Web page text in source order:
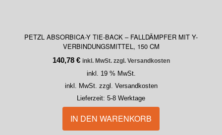
PETZL ABSORBICA-Y TIE-BACK – FALLDÄMPFER MIT Y-
VERBINDUNGSMITTEL, 150 CM
140,78 € inkl. MwSt. zzgl. Versandkosten
inkl. 19 % MwSt.
inkl. MwSt. zzgl. Versandkosten
Lieferzeit: 5-8 Werktage
IN DEN WARENKORB